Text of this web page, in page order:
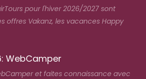
pour l'hiver 2026/2027 sont
offres Vakanz, les vacances Happy
WebCamper
et faites connaissance avec